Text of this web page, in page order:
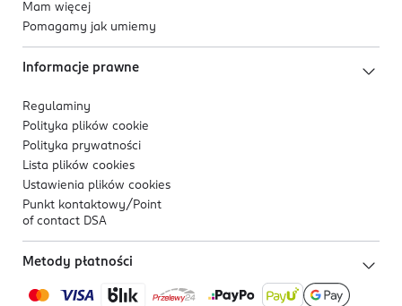
Mam więcej
Pomagamy jak umiemy
Informacje prawne
Regulaminy
Polityka plików cookie
Polityka prywatności
Lista plików cookies
Ustawienia plików cookies
Punkt kontaktowy/ Point
of contact DSA
Metody płatności